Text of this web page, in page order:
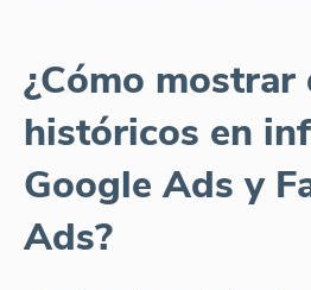
¿Cómo mostrar
históricos en
Google Ads y
Ads?